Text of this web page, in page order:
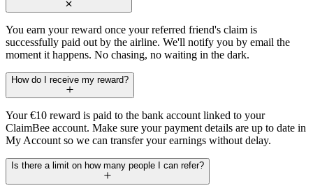
You earn your reward once your referred friend's claim is
successfully paid out by the airline. We'll notify you by email the
moment it happens. No chasing, no waiting in the dark.
How do I receive my reward?
Your €10 reward is paid to the bank account linked to your
ClaimBee account. Make sure your payment details are up to date in
My Account so we can transfer your earnings without delay.
Is there a limit on how many people I can refer?